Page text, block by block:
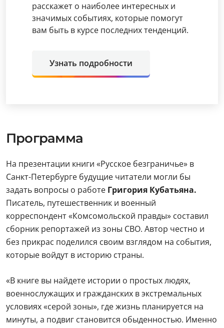
расскажет о наиболее интересных и
значимых событиях, которые помогут
вам быть в курсе последних тенденций.
Узнать подробности
Программа
На презентации книги «Русское безграничье» в
Санкт-Петербурге будущие читатели могли бы
задать вопросы о работе Григория Кубатьяна.
Писатель, путешественник и военный
корреспондент «Комсомольской правды» составил
сборник репортажей из зоны СВО. Автор честно и
без прикрас поделился своим взглядом на события,
которые войдут в историю страны.
«В книге вы найдете истории о простых людях,
военнослужащих и гражданских в экстремальных
условиях «серой зоны», где жизнь планируется на
минуты, а подвиг становится обыденностью. Именно